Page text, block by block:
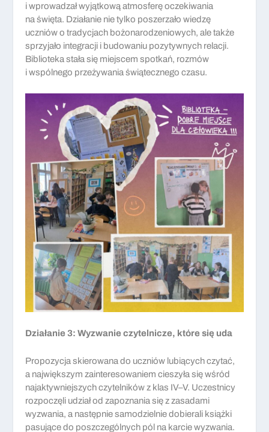
i wprowadzał wyjątkową atmosferę oczekiwania
na święta. Działanie nie tylko poszerzało wiedzę
uczniów o tradycjach bożonarodzeniowych, ale także
sprzyjało integracji i budowaniu pozytywnych relacji.
Biblioteka stała się miejscem spotkań, rozmów
i wspólnego przeżywania świątecznego czasu.
Działanie 3: Wyzwanie czytelnicze, które się uda
Propozycja skierowana do uczniów lubiących czytać,
a największym zainteresowaniem cieszyła się wśród
najaktywniejszych czytelników z klas IV–V. Uczestnicy
rozpoczęli udział od zapoznania się z zasadami
wyzwania, a następnie samodzielnie dobierali książki
pasujące do poszczególnych pól na karcie wyzwania.